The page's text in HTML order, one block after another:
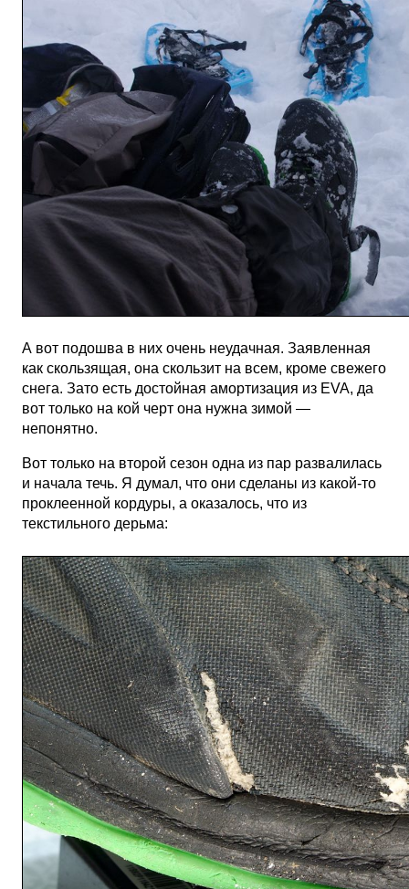
А вот подошва в них очень неудачная. Заявленная
как скользящая, она скользит на всем, кроме свежего
снега. Зато есть достойная амортизация из EVA, да
вот только на кой черт она нужна зимой —
непонятно.
Вот только на второй сезон одна из пар развалилась
и начала течь. Я думал, что они сделаны из какой-то
проклеенной кордуры, а оказалось, что из
текстильного дерьма: